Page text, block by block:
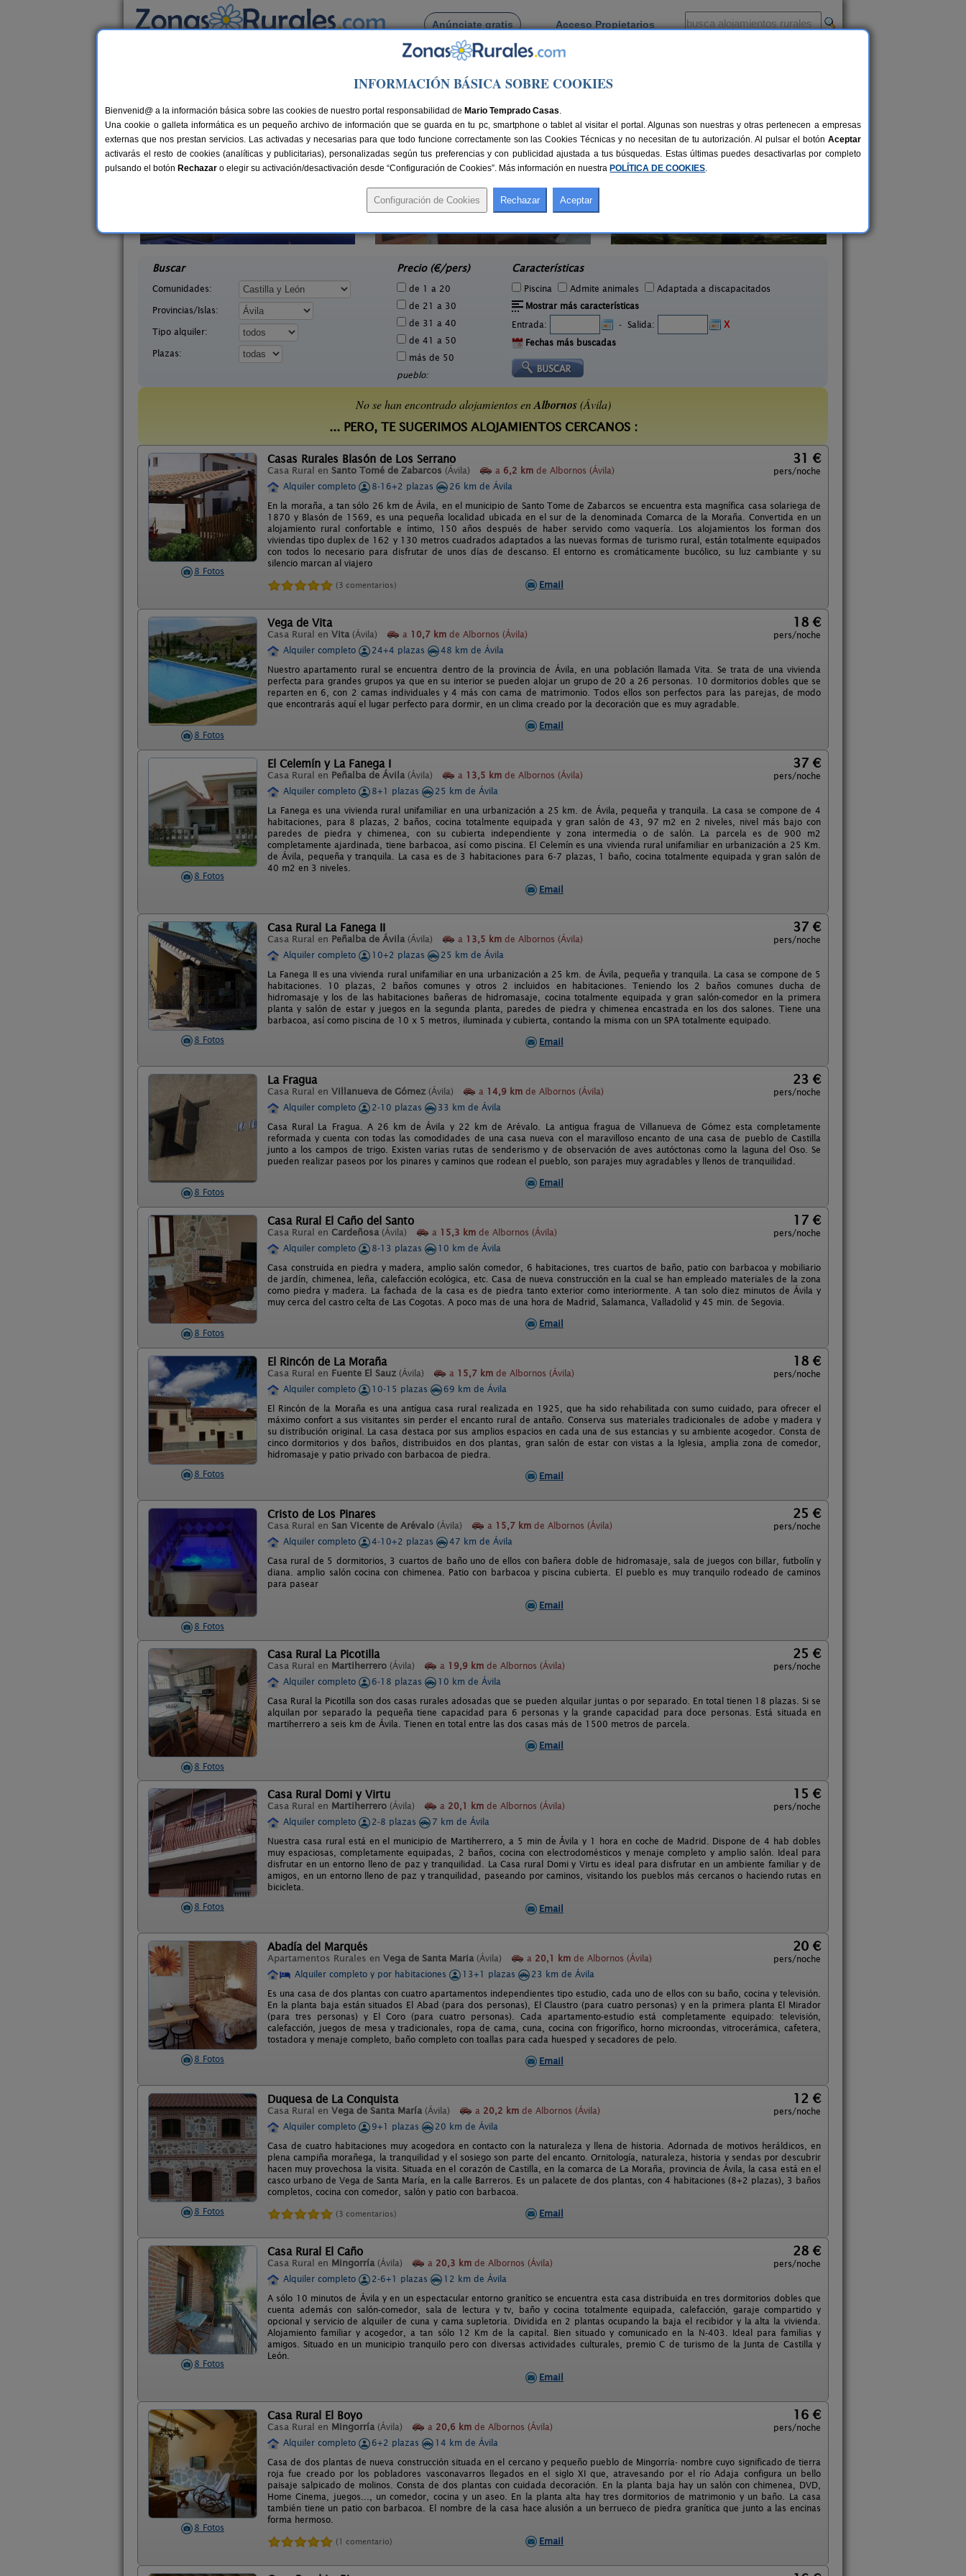
Anúnciate gratis Acceso Propietarios
Busca por pueblo
Casas Rurales cerca de Albornos
38 €
Casa Rural El Rincón de Gredos
Buscar
Comunidades:
Provincias/Islas:
Tipo alquiler:
Plazas:
Precio (€/pers)
de 1 a 20
de 21 a 30
de 31 a 40
de 41 a 50
más de 50
pueblo:
Características
Piscina Admite animales
Adaptada a discapacitados
Mostrar más características
Entrada:
- Salida:
X
Fechas más buscadas
No se han encontrado alojamientos enAlbornos(Ávila)
... PERO, TE SUGERIMOS ALOJAMIENTOS CERCANOS :
8 Fotos
Casas Rurales Blasón de Los Serrano
Casa Rural en Santo Tomé de Zabarcos (Ávila) a 6,2 km de Albornos (Ávila)
31 €
pers/noche
Alquiler completo
8-16+2 plazas
26 km de Ávila
En la moraña, a tan sólo 26 km de Ávila, en el municipio de Santo Tome de Zabarcos se encuentra esta magnífica casa solariega de
1870 y Blasón de 1569, es una pequeña localidad ubicada en el sur de la denominada Comarca de la Moraña. Convertida en un
alojamiento rural confortable e íntimo, 150 años después de haber servido como vaquería. Los alojamientos los forman dos
viviendas tipo duplex de 162 y 130 metros cuadrados adaptados a las nuevas formas de turismo rural, están totalmente equipados
con todos lo necesario para disfrutar de unos días de descanso. El entorno es cromáticamente bucólico, su luz cambiante y su
silencio marcan al viajero
(3 comentarios) Email
8 Fotos
Vega de Vita
Casa Rural en Vita (Ávila) a 10,7 km de Albornos (Ávila)
18 €
pers/noche
Alquiler completo
24+4 plazas
48 km de Ávila
Nuestro apartamento rural se encuentra dentro de la provincia de Ávila, en una población llamada Vita. Se trata de una vivienda
perfecta para grandes grupos ya que en su interior se pueden alojar un grupo de 20 a 26 personas. 10 dormitorios dobles que se
reparten en 6, con 2 camas individuales y 4 más con cama de matrimonio. Todos ellos son perfectos para las parejas, de modo
que encontrarás aquí el lugar perfecto para dormir, en un clima creado por la decoración que es muy agradable.
Email
8 Fotos
El Celemín y La Fanega I
Casa Rural en Peñalba de Ávila (Ávila) a 13,5 km de Albornos (Ávila)
37 €
pers/noche
Alquiler completo
8+1 plazas
25 km de Ávila
La Fanega es una vivienda rural unifamiliar en una urbanización a 25 km. de Ávila, pequeña y tranquila. La casa se compone de 4
habitaciones, para 8 plazas, 2 baños, cocina totalmente equipada y gran salón de 43, 97 m2 en 2 niveles, nivel más bajo con
paredes de piedra y chimenea, con su cubierta independiente y zona intermedia o de salón. La parcela es de 900 m2
completamente ajardinada, tiene barbacoa, así como piscina. El Celemín es una vivienda rural unifamiliar en urbanización a 25 Km.
de Ávila, pequeña y tranquila. La casa es de 3 habitaciones para 6-7 plazas, 1 baño, cocina totalmente equipada y gran salón de
40 m2 en 3 niveles.
Email
8 Fotos
Casa Rural La Fanega II
Casa Rural en Peñalba de Ávila (Ávila) a 13,5 km de Albornos (Ávila)
37 €
pers/noche
Alquiler completo
10+2 plazas
25 km de Ávila
La Fanega II es una vivienda rural unifamiliar en una urbanización a 25 km. de Ávila, pequeña y tranquila. La casa se compone de 5
habitaciones. 10 plazas, 2 baños comunes y otros 2 incluidos en habitaciones. Teniendo los 2 baños comunes ducha de
hidromasaje y los de las habitaciones bañeras de hidromasaje, cocina totalmente equipada y gran salón-comedor en la primera
planta y salón de estar y juegos en la segunda planta, paredes de piedra y chimenea encastrada en los dos salones. Tiene una
barbacoa, así como piscina de 10 x 5 metros, iluminada y cubierta, contando la misma con un SPA totalmente equipado.
Email
8 Fotos
La Fragua
Casa Rural en Villanueva de Gómez (Ávila) a 14,9 km de Albornos (Ávila)
23 €
pers/noche
Alquiler completo
2-10 plazas
33 km de Ávila
Casa Rural La Fragua. A 26 km de Ávila y 22 km de Arévalo. La antigua fragua de Villanueva de Gómez esta completamente
reformada y cuenta con todas las comodidades de una casa nueva con el maravilloso encanto de una casa de pueblo de Castilla
junto a los campos de trigo. Existen varias rutas de senderismo y de observación de aves autóctonas como la laguna del Oso. Se
pueden realizar paseos por los pinares y caminos que rodean el pueblo, son parajes muy agradables y llenos de tranquilidad.
Email
8 Fotos
Casa Rural El Caño del Santo
Casa Rural en Cardeñosa (Ávila) a 15,3 km de Albornos (Ávila)
17 €
pers/noche
Alquiler completo
8-13 plazas
10 km de Ávila
Casa construida en piedra y madera, amplio salón comedor, 6 habitaciones, tres cuartos de baño, patio con barbacoa y mobiliario
de jardín, chimenea, leña, calefacción ecológica, etc. Casa de nueva construcción en la cual se han empleado materiales de la zona
como piedra y madera. La fachada de la casa es de piedra tanto exterior como interiormente. A tan solo diez minutos de Ávila y
muy cerca del castro celta de Las Cogotas. A poco mas de una hora de Madrid, Salamanca, Valladolid y 45 min. de Segovia.
Email
8 Fotos
El Rincón de La Moraña
Casa Rural en Fuente El Sauz (Ávila) a 15,7 km de Albornos (Ávila)
18 €
pers/noche
Alquiler completo
10-15 plazas
69 km de Ávila
El Rincón de la Moraña es una antígua casa rural realizada en 1925, que ha sido rehabilitada con sumo cuidado, para ofrecer el
máximo confort a sus visitantes sin perder el encanto rural de antaño. Conserva sus materiales tradicionales de adobe y madera y
su distribución original. La casa destaca por sus amplios espacios en cada una de sus estancias y su ambiente acogedor. Consta de
cinco dormitorios y dos baños, distribuidos en dos plantas, gran salón de estar con vistas a la Iglesia, amplia zona de comedor,
hidromasaje y patio privado con barbacoa de piedra.
Email
8 Fotos
Cristo de Los Pinares
Casa Rural en San Vicente de Arévalo (Ávila) a 15,7 km de Albornos (Ávila)
25 €
pers/noche
Alquiler completo
4-10+2 plazas
47 km de Ávila
Casa rural de 5 dormitorios, 3 cuartos de baño uno de ellos con bañera doble de hidromasaje, sala de juegos con billar, futbolín y
diana. amplio salón cocina con chimenea. Patio con barbacoa y piscina cubierta. El pueblo es muy tranquilo rodeado de caminos
para pasear
Email
8 Fotos
Casa Rural La Picotilla
Casa Rural en Martiherrero (Ávila) a 19,9 km de Albornos (Ávila)
25 €
pers/noche
Alquiler completo
6-18 plazas
10 km de Ávila
Casa Rural la Picotilla son dos casas rurales adosadas que se pueden alquilar juntas o por separado. En total tienen 18 plazas. Si se
alquilan por separado la pequeña tiene capacidad para 6 personas y la grande capacidad para doce personas. Está situada en
martiherrero a seis km de Ávila. Tienen en total entre las dos casas más de 1500 metros de parcela.
Email
8 Fotos
Casa Rural Domi y Virtu
Casa Rural en Martiherrero (Ávila) a 20,1 km de Albornos (Ávila)
15 €
pers/noche
Alquiler completo
2-8 plazas
7 km de Ávila
Nuestra casa rural está en el municipio de Martiherrero, a 5 min de Ávila y 1 hora en coche de Madrid. Dispone de 4 hab dobles
muy espaciosas, completamente equipadas, 2 baños, cocina con electrodomésticos y menaje completo y amplio salón. Ideal para
disfrutar en un entorno lleno de paz y tranquilidad. La Casa rural Domi y Virtu es ideal para disfrutar en un ambiente familiar y de
amigos, en un entorno lleno de paz y tranquilidad, paseando por caminos, visitando los pueblos más cercanos o haciendo rutas en
bicicleta.
Email
8 Fotos
Abadía del Marqués
Apartamentos Rurales en Vega de Santa Maria (Ávila) a 20,1 km de Albornos (Ávila)
20 €
pers/noche
Alquiler completo y por habitaciones
13+1 plazas
23 km de Ávila
Es una casa de dos plantas con cuatro apartamentos independientes tipo estudio, cada uno de ellos con su baño, cocina y televisión.
En la planta baja están situados El Abad (para dos personas), El Claustro (para cuatro personas) y en la primera planta El Mirador
(para tres personas) y El Coro (para cuatro personas). Cada apartamento-estudio está completamente equipado: televisión,
calefacción, juegos de mesa y tradicionales, ropa de cama, cuna, cocina con frigorífico, horno microondas, vitrocerámica, cafetera,
tostadora y menaje completo, baño completo con toallas para cada huesped y secadores de pelo.
Email
8 Fotos
Duquesa de La Conquista
Casa Rural en Vega de Santa María (Ávila) a 20,2 km de Albornos (Ávila)
12 €
pers/noche
Alquiler completo
9+1 plazas
20 km de Ávila
Casa de cuatro habitaciones muy acogedora en contacto con la naturaleza y llena de historia. Adornada de motivos heráldicos, en
plena campiña morañega, la tranquilidad y el sosiego son parte del encanto. Ornitología, naturaleza, historia y sendas por descubrir
hacen muy provechosa la visita. Situada en el corazón de Castilla, en la comarca de La Moraña, provincia de Ávila, la casa está en el
casco urbano de Vega de Santa María, en la calle Barreros. Es un palacete de dos plantas, con 4 habitaciones (8+2 plazas), 3 baños
completos, cocina con comedor, salón y patio con barbacoa.
(3 comentarios) Email
8 Fotos
Casa Rural El Caño
Casa Rural en Mingorría (Ávila) a 20,3 km de Albornos (Ávila)
28 €
pers/noche
Alquiler completo
2-6+1 plazas
12 km de Ávila
A sólo 10 minutos de Ávila y en un espectacular entorno granítico se encuentra esta casa distribuida en tres dormitorios dobles que
cuenta además con salón-comedor, sala de lectura y tv, baño y cocina totalmente equipada, calefacción, garaje compartido y
opcional y servicio de alquiler de cuna y cama supletoria. Dividida en 2 plantas ocupando la baja el recibidor y la alta la vivienda.
Alojamiento familiar y acogedor, a tan sólo 12 Km de la capital. Bien situado y comunicado en la N-403. Ideal para familias y
amigos. Situado en un municipio tranquilo pero con diversas actividades culturales, premio C de turismo de la Junta de Castilla y
León.
Email
8 Fotos
Casa Rural El Boyo
Casa Rural en Mingorría (Ávila) a 20,6 km de Albornos (Ávila)
16 €
pers/noche
Alquiler completo
6+2 plazas
14 km de Ávila
Casa de dos plantas de nueva construcción situada en el cercano y pequeño pueblo de Mingorría- nombre cuyo significado de tierra
roja fue creado por los pobladores vasconavarros llegados en el siglo XI que, atravesando por el río Adaja configura un bello
paisaje salpicado de molinos. Consta de dos plantas con cuidada decoración. En la planta baja hay un salón con chimenea, DVD,
Home Cinema, juegos..., un comedor, cocina y un aseo. En la planta alta hay tres dormitorios de matrimonio y un baño. La casa
también tiene un patio con barbacoa. El nombre de la casa hace alusión a un berrueco de piedra granítica que junto a las encinas
forma hermoso.
(1 comentario) Email
INFORMACIÓN BÁSICA SOBRE COOKIES
Bienvenid@ a la información básica sobre las cookies de nuestro portal responsabilidad de Mario Temprado Casas.
Una cookie o galleta informática es un pequeño archivo de información que se guarda en tu pc, smartphone o tablet al visitar el portal. Algunas son nuestras y otras pertenecen a empresas
externas que nos prestan servicios. Las activadas y necesarias para que todo funcione correctamente son las Cookies Técnicas y no necesitan de tu autorización. Al pulsar el botón Aceptar
activarás el resto de cookies (analíticas y publicitarias), personalizadas según tus preferencias y con publicidad ajustada a tus búsquedas. Estas últimas puedes desactivarlas por completo
pulsando el botón Rechazar o elegir su activación/desactivación desde “Configuración de Cookies”. Más información en nuestra POLÍTICA DE COOKIES.